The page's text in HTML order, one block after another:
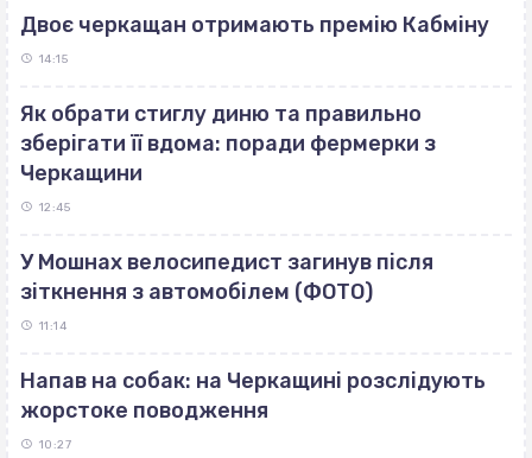
Двоє черкащан отримають премію Кабміну
14:15
Як обрати стиглу диню та правильно
зберігати її вдома: поради фермерки з
Черкащини
12:45
У Мошнах велосипедист загинув після
зіткнення з автомобілем (ФОТО)
11:14
Напав на собак: на Черкащині розслідують
жорстоке поводження
10:27